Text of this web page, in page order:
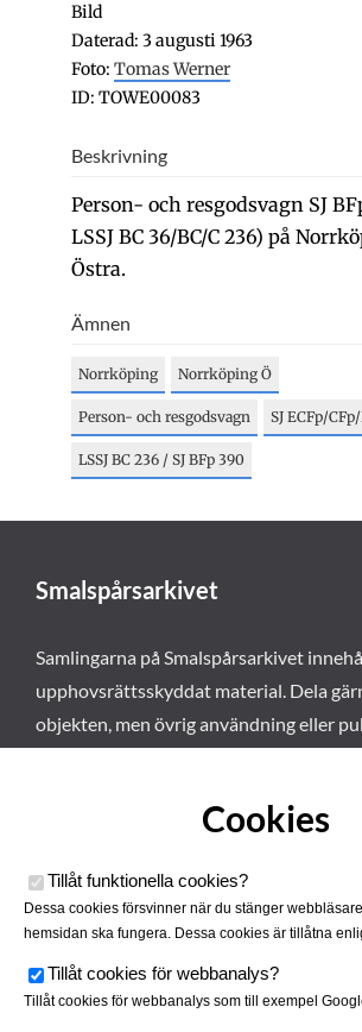
Bild
Daterad: 3 augusti 1963
Foto: Tomas Werner
ID: TOWE00083
Beskrivning
Person- och resgodsvagn SJ
LSSJ BC 36/BC/C 236) på
Östra.
Ämnen
Norrköping Norrköping Ö
Person- och resgodsvagn SJ ECFp/
LSSJ BC 236 / SJ BFp 390
Smalspårsarkivet
Samlingarna på Smalspårsarkivet
upphovsrättsskyddat material. Dela
objekten, men övrig användning eller
Cookies
Tillåt funktionella cookies?
Dessa cookies försvinner när du stänger
hemsidan ska fungera. Dessa cookies är tillåtna
Tillåt cookies för webbanalys?
Tillåt cookies för webbanalys som till exempel